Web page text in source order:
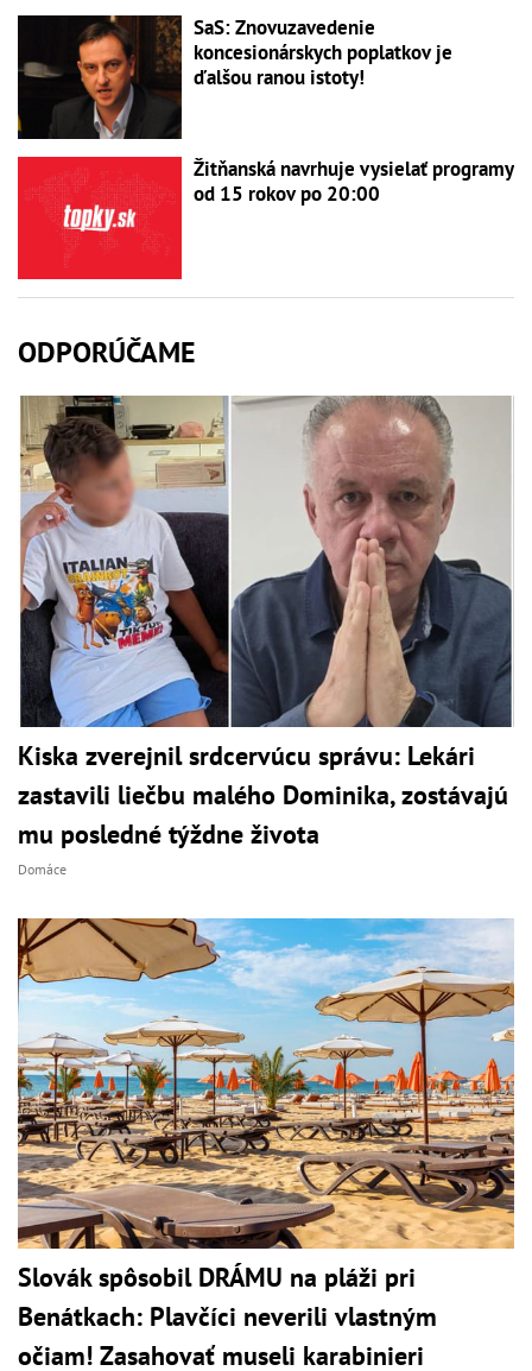
SaS: Znovuzavedenie
koncesionárskych poplatkov je
ďalšou ranou istoty!
Žitňanská navrhuje vysielať programy
od 15 rokov po 20:00
ODPORÚČAME
Kiska zverejnil srdcervúcu správu: Lekári
zastavili liečbu malého Dominika, zostávajú
mu posledné týždne života
Domáce
Slovák spôsobil DRÁMU na pláži pri
Benátkach: Plavčíci neverili vlastným
očiam! Zasahovať museli karabinieri